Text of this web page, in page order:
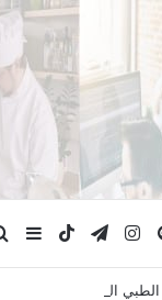
بينتيريستانستقرامتيلقرام‫TikTok
السريري، دائمًا